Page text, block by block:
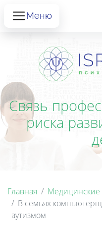
Меню
Связь
риска
Главная
Медицинские
В семьях
аутизмом